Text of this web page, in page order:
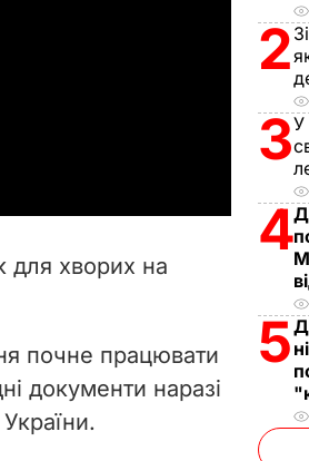
для хворих на
почне працювати
документи наразі
2
3У
4
5